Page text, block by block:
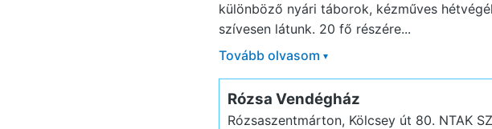
különböző nyári táborok, kézműves
szívesen látunk. 20 fő részére...
Tovább olvasom ▾
Rózsa Vendégház
Rózsaszentmárton, Kölcsey út 80. NTAK